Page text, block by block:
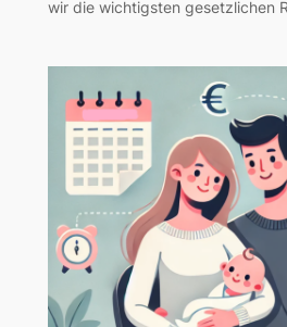
wir die wichtigsten gesetzlichen